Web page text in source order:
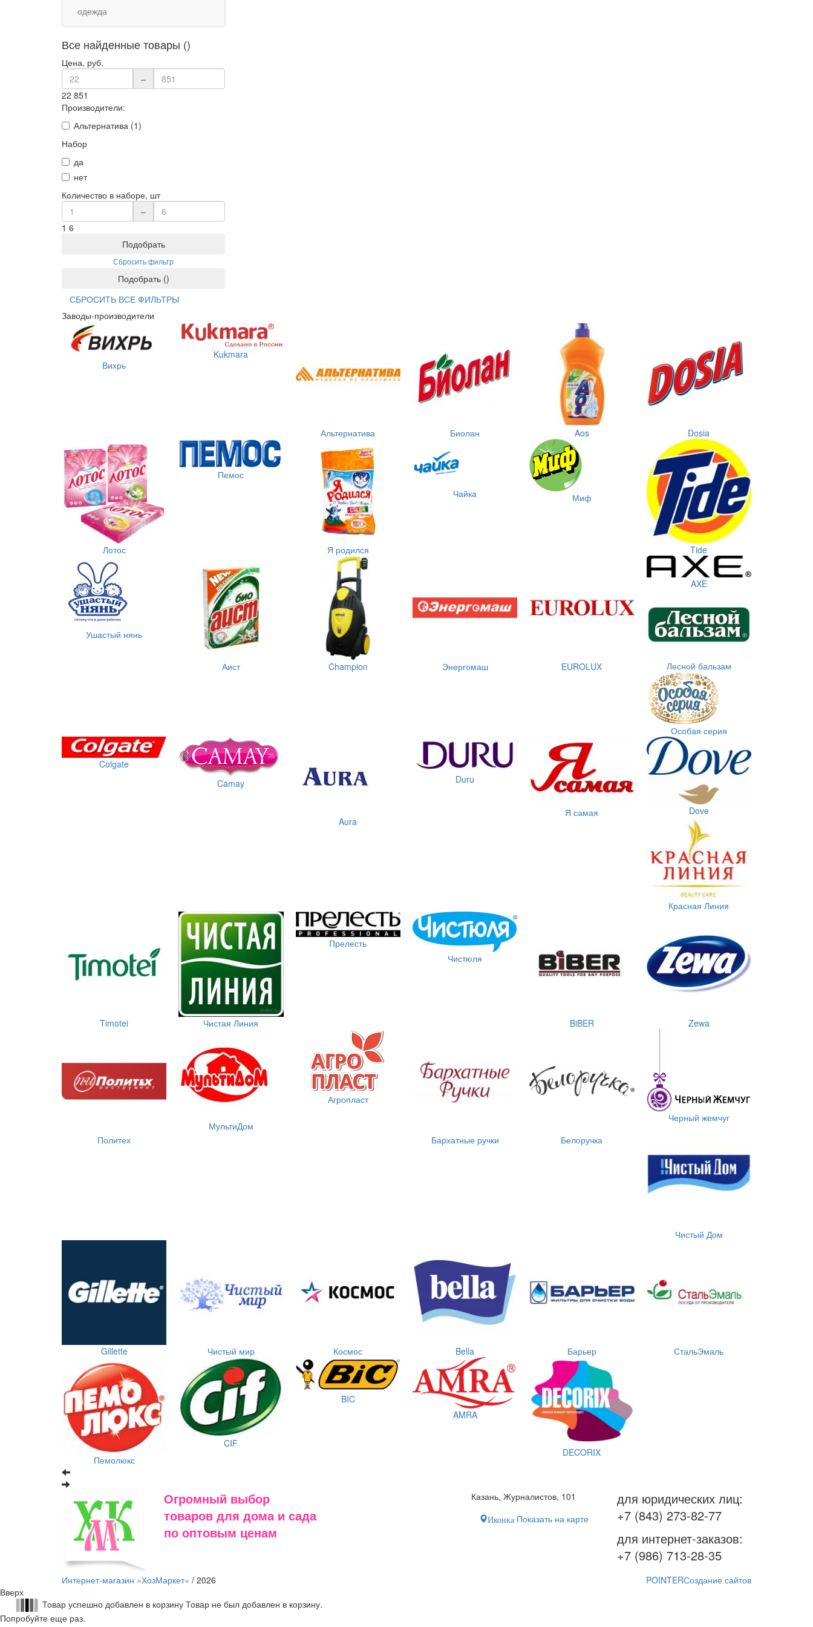
одежда
Все найденные товары ()
Цена, руб.
–
22 851
Производители:
Альтернатива (1)
Набор
да
нет
Количество в наборе, шт
–
1 6
Подобрать
Сбросить фильтр
Подобрать ()
СБРОСИТЬ ВСЕ ФИЛЬТРЫ
Заводы-производители
Вихрь
Kukmara
Альтернатива Биолан Aos Dosia
Лотос
Пемос
Я родился
Чайка Миф
Tide
Ушастый нянь
Аист Champion Энергомаш EUROLUX
AXE
Лесной бальзам
Особая серия
Colgate
Camay
Aura
Duru
Я самая Dove
Красная Линия
Timotei Чистая Линия
Прелесть
Чистюля
BiBER Zewa
Политех
МультиДом
Агропласт
Бархатные ручки Белоручка
Черный жемчуг
Чистый Дом
Gillette Чистый мир Космос Bella Барьер СтальЭмаль
Пемолюкс
CIF
BIC
AMRA
DECORIX
Огромный выбор
товаров для дома и сада
по оптовым ценам
Казань, Журналистов, 101
ИконкаПоказать на карте
для юридических лиц:
+7 (843) 273-82-77
для интернет-заказов:
+7 (986) 713-28-35
Интернет-магазин «ХозМаркет» / 2026 POINTERСоздание сайтов
Вверх
Товар успешно добавлен в корзину Товар не был добавлен в корзину.
Попробуйте еще раз.